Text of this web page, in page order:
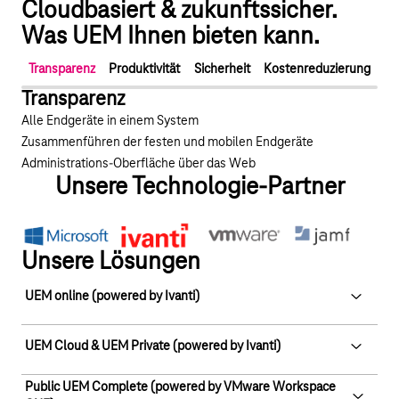
Cloudbasiert & zukunftssicher.
Was UEM Ihnen bieten kann.
Transparenz Produktivität Sicherheit Kostenreduzierung
Transparenz
Alle Endgeräte in einem System
Zusammenführen der festen und mobilen Endgeräte
Administrations-Oberfläche über das Web
Unsere Technologie-Partner
Unsere Lösungen
UEM online (powered by Ivanti)
Der schnelle und einfache Einstieg ins Unified Endpoint
Endgeräte, einfach und sicher managen. UEM online ist die
UEM Cloud & UEM Private (powered by Ivanti)
Eine große Flotte an Endgeräte braucht eine großartige Lösung
Public UEM Complete (powered by VMware Workspace